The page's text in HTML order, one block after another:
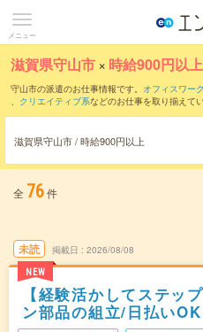
メニュー
滋賀県守山市 × 時給900円以上
守山市の派遣のお仕事情報です。 オフィスワー
、 クリエイティブ系などのお仕事を取り揃えて
時給1100円以上 ・1800円以上の求人はこちら
当サイトでは法令を遵守し、最低賃金以上の求
滋賀県守山市 / 時給900円以上
全 76件
未読
NEW
掲載日 2026/08/08
【経験活かしてステッ
ン部品の組立/日払いOK